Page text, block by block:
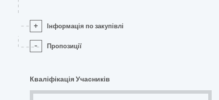
+ Інформація по закупівлі
- Пропозиції
Кваліфікація Учасників